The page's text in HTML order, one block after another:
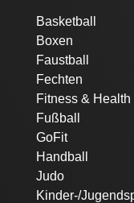
Navigation
überspringen
Basketball
Boxen
Faustball
Fechten
Fitness & Health
Fußball
GoFit
Handball
Judo
Kinder-/